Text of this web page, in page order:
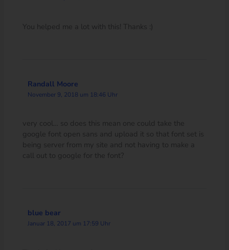
You helped me a lot with this! Thanks :)
Randall Moore
November 9, 2018 um 18:46 Uhr
very cool… so does this mean one could take the
google font open sans and upload it so that font set is
being server from my site and not having to make a
call out to google for the font?
blue bear
Januar 18, 2017 um 17:59 Uhr